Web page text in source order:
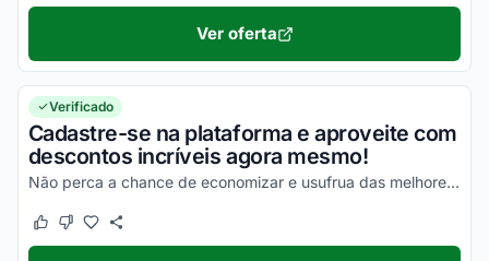
Ver oferta
Verificado
Cadastre-se na plataforma e aproveite com
descontos incríveis agora mesmo!
Não perca a chance de economizar e usufrua das melhores vantagens!
Este cupom funcionou
Este cupom não funcionou